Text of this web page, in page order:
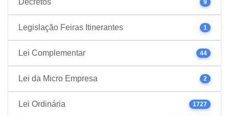
9
Legislação Feiras Itinerantes 1
Lei Complementar 44
Lei da Micro Empresa 2
Lei Ordinária 1727